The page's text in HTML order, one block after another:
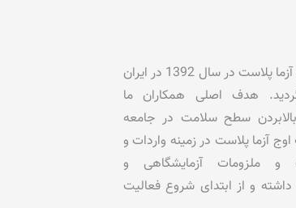
شرکت اوج آزما پلاست در سال 1392 در ایران
هدف اصلی همکاران ما
سطح سلامت در جامعه
آزما پلاست در زمینه واردات و
و ملزومات آزمایشگاهی و
داشته و از ابتدای شروع فعالیت